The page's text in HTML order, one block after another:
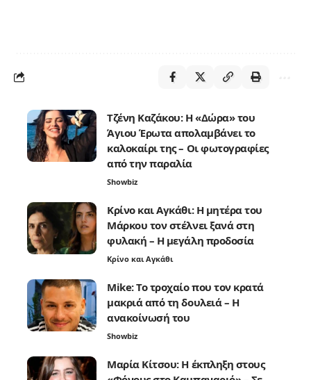
Τζένη Καζάκου: Η «Δώρα» του
Άγιου Έρωτα απολαμβάνει το
καλοκαίρι της – Οι φωτογραφίες
από την παραλία
Showbiz
Κρίνο και Αγκάθι: Η μητέρα του
Μάρκου τον στέλνει ξανά στη
φυλακή – Η μεγάλη προδοσία
Κρίνο και Αγκάθι
Mike: Το τροχαίο που τον κρατά
μακριά από τη δουλειά – Η
ανακοίνωσή του
Showbiz
Μαρία Κίτσου: Η έκπληξη στους